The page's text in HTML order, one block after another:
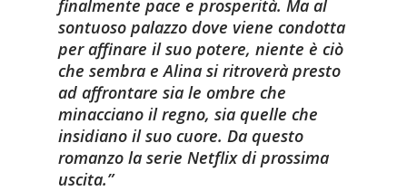
finalmente pace e prosperità. Ma al
sontuoso palazzo dove viene condotta
per affinare il suo potere, niente è ciò
che sembra e Alina si ritroverà presto
ad affrontare sia le ombre che
minacciano il regno, sia quelle che
insidiano il suo cuore. Da questo
romanzo la serie Netflix di prossima
uscita.